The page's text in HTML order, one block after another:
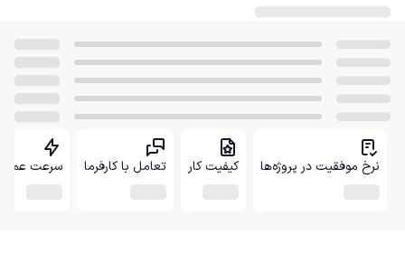
نرخ موفقیت در پروژه‌ها کیفیت کار تعامل با کارفرما سرعت عمل